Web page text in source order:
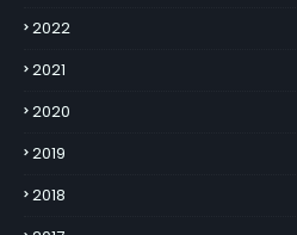
2022
2021
2020
2019
2018